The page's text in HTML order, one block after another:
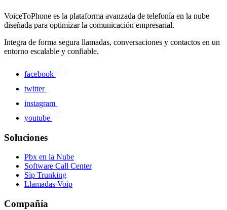
VoiceToPhone es la plataforma avanzada de telefonía en la nube
diseñada para optimizar la comunicación empresarial.
Integra de forma segura llamadas, conversaciones y contactos en un
entorno escalable y confiable.
facebook
twitter
instagram
youtube
Soluciones
Pbx en la Nube
Software Call Center
Sip Trunking
Llamadas Voip
Compañía